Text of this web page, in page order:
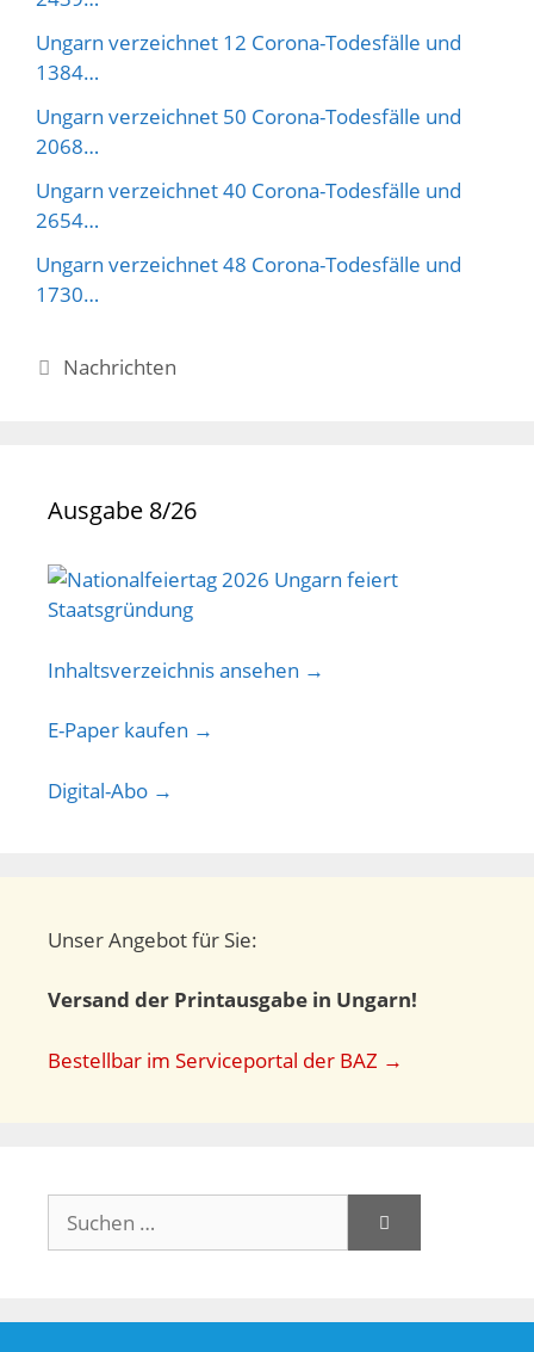
Ungarn verzeichnet 12 Corona-Todesfälle und
1384…
Ungarn verzeichnet 50 Corona-Todesfälle und
2068…
Ungarn verzeichnet 40 Corona-Todesfälle und
2654…
Ungarn verzeichnet 48 Corona-Todesfälle und
1730…
Kategorien
Nachrichten
Ausgabe 8/26
Inhaltsverzeichnis ansehen →
E-Paper kaufen →
Digital-Abo →
Unser Angebot für Sie:
Versand der Printausgabe in Ungarn!
Bestellbar im Serviceportal der BAZ →
nach: